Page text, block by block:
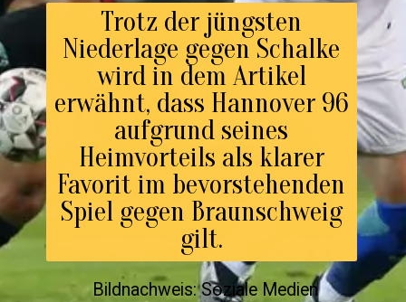
Trotz der jüngsten
Niederlage gegen Schalke
wird in dem Artikel
erwähnt, dass Hannover 96
aufgrund seines
Heimvorteils als klarer
Favorit im bevorstehenden
Spiel gegen Braunschweig
gilt.
Bildnachweis: Soziale Medien